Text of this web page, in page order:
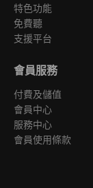
特色功能
免費聽
支援平台
會員服務
付費及儲值
會員中心
服務中心
會員使用條款